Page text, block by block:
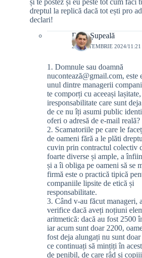
dreptul la replică dacă tot ești pro
declari!
Doru Șupeală
28 SEPTEMBRIE 2024/11:21
1. Domnule sau doamnă
nucontează@gmail.com, este
unul dintre managerii
te comporți cu aceeași
iresponsabilitate care sunt
de ce nu îți asumi public
oferi o adresă de e-mail reală?
2. Scamatoriile pe care le
de oameni fără a le plăti
cuvin prin contractul colectiv
foarte diverse și ample, a
și a îi obliga pe oameni să se
firmă este o practică tipică
companiile lipsite de etică și
responsabilitate.
3. Când v-au făcut manageri,
verifice dacă aveți noțiuni
aritmetică: dacă au fost 2500
iar acum sunt doar 2200,
fost deja alungați nu sunt
ce continuați să mințiți în
de penibil, de care râd și